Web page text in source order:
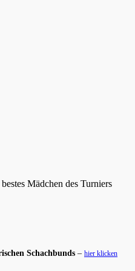
Mädchen des Turniers
Schachbunds – hier klicken